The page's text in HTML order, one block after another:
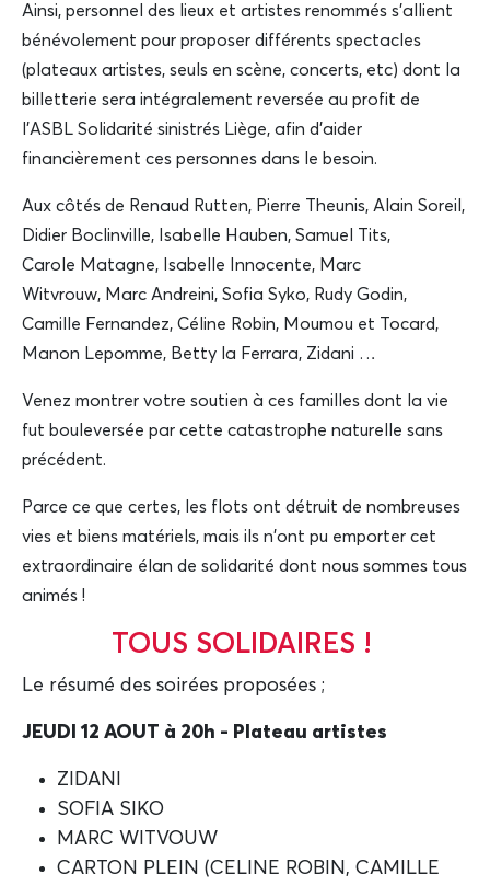
Ainsi, personnel des lieux et artistes renommés s'allient
bénévolement pour proposer différents spectacles
(plateaux artistes, seuls en scène, concerts, etc) dont la
billetterie sera intégralement reversée au profit de
l'ASBL Solidarité sinistrés Liège, afin d'aider
financièrement ces personnes dans le besoin.
Aux côtés de Renaud Rutten, Pierre Theunis, Alain Soreil,
Didier Boclinville, Isabelle Hauben, Samuel Tits,
Carole Matagne, Isabelle Innocente, Marc
Witvrouw, Marc Andreini, Sofia Syko, Rudy Godin,
Camille Fernandez, Céline Robin, Moumou et Tocard,
Manon Lepomme, Betty la Ferrara, Zidani …
Venez montrer votre soutien à ces familles dont la vie
fut bouleversée par cette catastrophe naturelle sans
précédent.
Parce ce que certes, les flots ont détruit de nombreuses
vies et biens matériels, mais ils n'ont pu emporter cet
extraordinaire élan de solidarité dont nous sommes tous
animés !
TOUS SOLIDAIRES !
Le résumé des soirées proposées ;
JEUDI 12 AOUT à 20h - Plateau artistes
ZIDANI
SOFIA SIKO
MARC WITVOUW
CARTON PLEIN (CELINE ROBIN, CAMILLE